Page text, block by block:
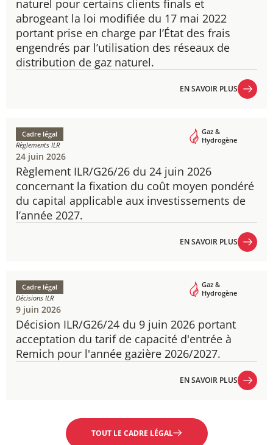
naturel pour certains clients finals et
abrogeant la loi modifiée du 17 mai 2022
portant prise en charge par l’État des frais
engendrés par l’utilisation des réseaux de
distribution de gaz naturel.
EN SAVOIR PLUS
Règlement ILR/G26/26 du 24 juin 2026
concernant la fixation du coût moyen pondéré
du capital applicable aux investissements de
l’année 2027.
Cadre légal
Règlements ILR
Gaz &
Hydrogène
24 juin 2026
EN SAVOIR PLUS
Décision ILR/G26/24 du 9 juin 2026 portant
acceptation du tarif de capacité d'entrée à
Remich pour l'année gazière 2026/2027.
Cadre légal
Décisions ILR
Gaz &
Hydrogène
9 juin 2026
EN SAVOIR PLUS
TOUT LE CADRE LÉGAL